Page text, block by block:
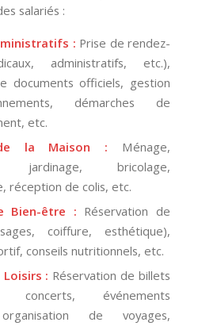
salariés :
: Prise de rendez-
administratifs, etc.),
documents officiels, gestion
démarches de
etc.
la Maison : Ménage,
jardinage, bricolage,
réception de colis, etc.
Bien-être : Réservation de
coiffure, esthétique),
conseils nutritionnels, etc.
Loisirs : Réservation de billets
concerts, événements
de voyages,